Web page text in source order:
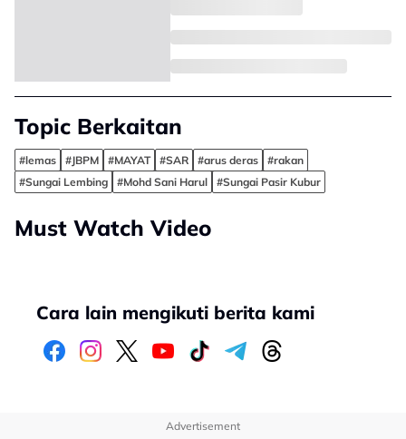
Topic Berkaitan
#lemas #JBPM #MAYAT #SAR #arus deras
#rakan
#Sungai Lembing
#Mohd Sani Harul #Sungai Pasir Kubur
Must Watch Video
Cara lain mengikuti berita kami
Advertisement